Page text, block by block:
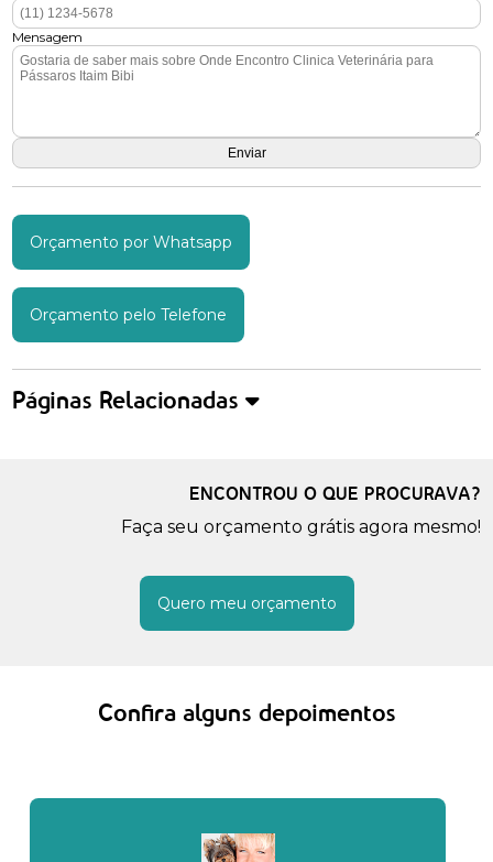
Mensagem
Orçamento por Whatsapp
Orçamento pelo Telefone
Páginas Relacionadas
ENCONTROU O QUE PROCURAVA?
Faça seu orçamento grátis agora mesmo!
Quero meu orçamento
Confira alguns depoimentos